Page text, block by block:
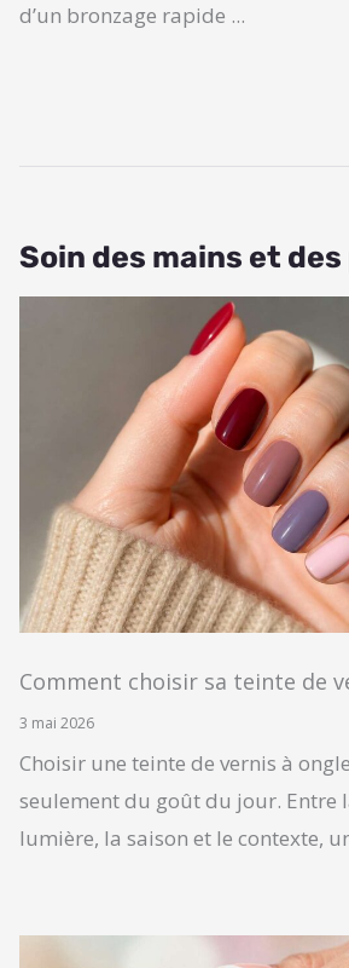
d’un bronzage rapide ...
Soin des mains et
Comment choisir sa teinte de
3 mai 2026
Choisir une teinte de vernis à
seulement du goût du jour. Entre
lumière, la saison et le contexte,